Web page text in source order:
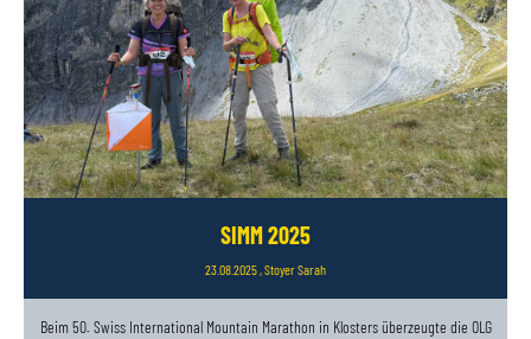
SIMM 2025
23.08.2025, Stoyer Sarah
Beim 50. Swiss International Mountain Marathon in Klosters überzeugte die OLG